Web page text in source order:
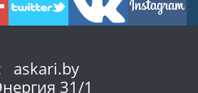
askari.by
31/1